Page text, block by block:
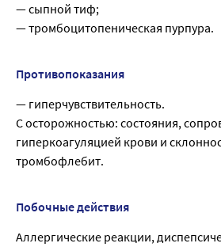
— сыпной тиф;
— тромбоцитопеническая пурпура.
Противопоказания
— гиперчувствительность.
C осторожностью: состояния,
гиперкоагуляцией крови и
тромбофлебит.
Побочные действия
Аллергические реакции,